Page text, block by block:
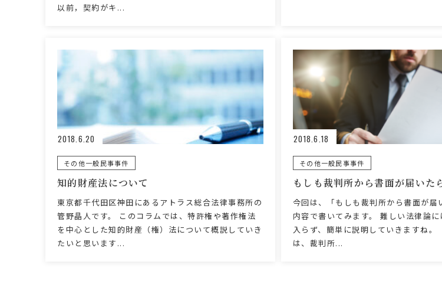
以前，契約がキ...
2018.6.20
その他一般民事事件
知的財産法について
東京都千代田区神田にあるアトラス総合法律事務所の
管野晶人です。 このコラムでは、特許権や著作権法
を中心とした知的財産（権）法について概説していき
たいと思います...
2018.6.18
その他一般民事事件
もしも裁判所から書面が届いた
今回は、「もしも裁判所から書面が届
内容で書いてみます。 難しい法律論に
入らず、簡単に説明していきますね
は、裁判所...